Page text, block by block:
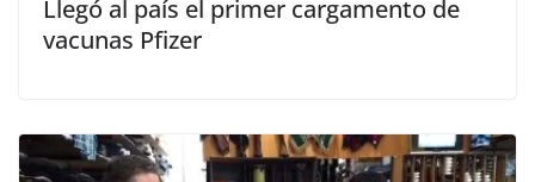
Llegó al país el primer cargamento de
vacunas Pfizer